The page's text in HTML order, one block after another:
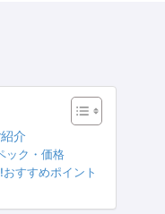
介
ック・価格
すすめポイント